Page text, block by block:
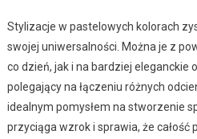
Stylizacje w pastelowych kolorach
swojej uniwersalności. Można je z
co dzień, jak i na bardziej eleganckie
polegający na łączeniu różnych
idealnym pomysłem na stworzenie
przyciąga wzrok i sprawia, że całość